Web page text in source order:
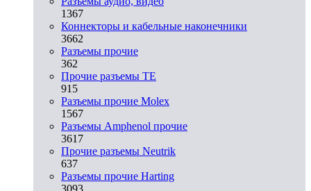
1367
Коннекторы и кабельные наконечники
3662
Разъeмы прочие
362
Прочие разъемы TE
915
Разъемы прочие Molex
1567
Разъемы Amphenol прочие
3617
Прочие разъемы Neutrik
637
Разъемы прочие Harting
3093